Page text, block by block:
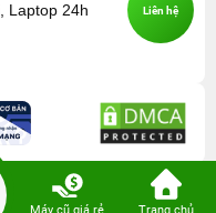
Laptop 24h
Liên hệ